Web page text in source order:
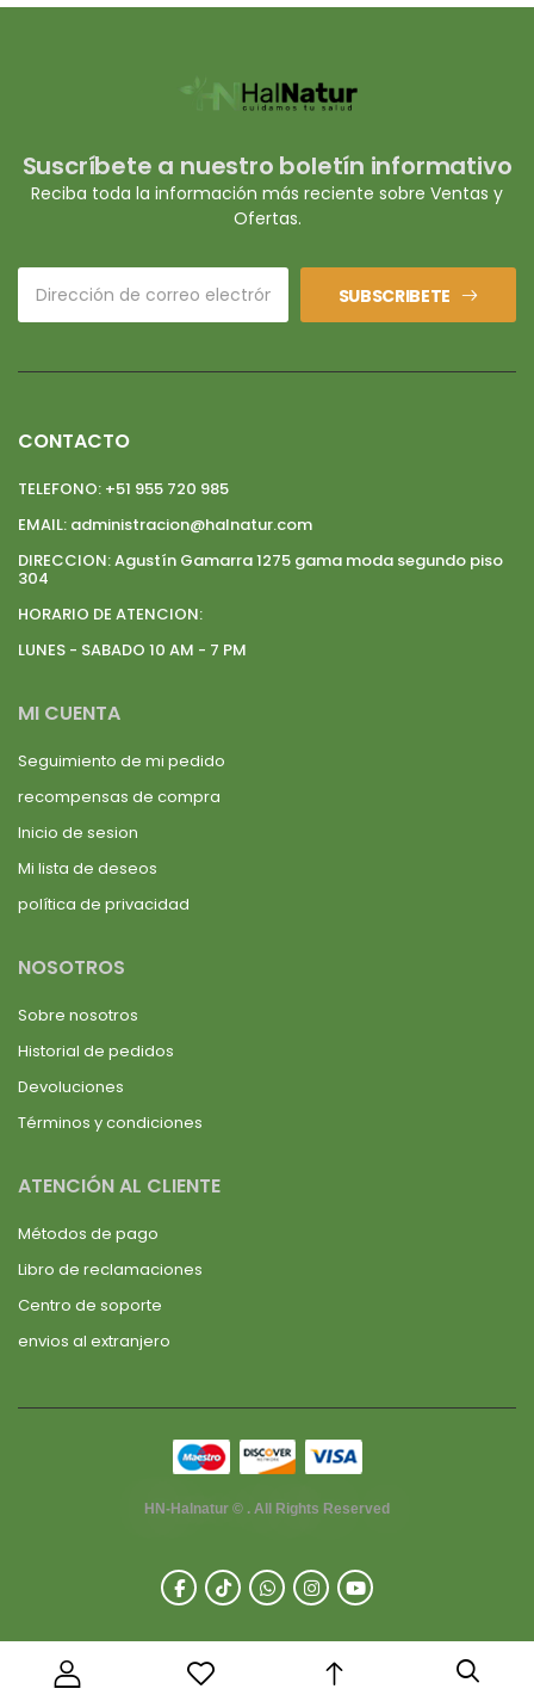
Suscríbete a nuestro boletín informativo
Reciba toda la información más reciente sobre Ventas y
Ofertas.
SUBSCRIBETE
CONTACTO
TELEFONO: +51 955 720 985
EMAIL: administracion@halnatur.com
DIRECCION:Agustín Gamarra 1275 gama moda segundo piso
304
HORARIO DE ATENCION:
LUNES - SABADO 10 AM - 7 PM
MI CUENTA
Seguimiento de mi pedido
recompensas de compra
Inicio de sesion
Mi lista de deseos
política de privacidad
NOSOTROS
Sobre nosotros
Historial de pedidos
Devoluciones
Términos y condiciones
ATENCIÓN AL CLIENTE
Métodos de pago
Libro de reclamaciones
Centro de soporte
envios al extranjero
HN-Halnatur © . All Rights Reserved